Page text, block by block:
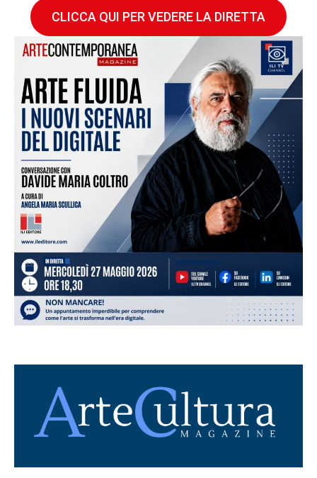
CLICCA QUI PER VEDERE LA DIRETTA